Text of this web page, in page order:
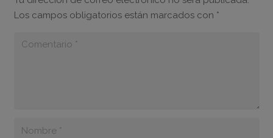
Los campos obligatorios están marcados con *